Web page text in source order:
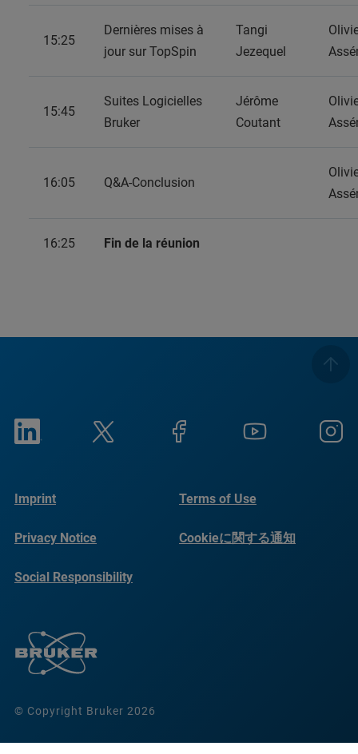
15:25
Dernières mises à
jour sur TopSpin
Tangi
Jezequel
15:45
Suites Logicielles
Bruker
Jérôme
Coutant
16:05 Q&A-Conclusion
16:25 Fin de la réunion
© Copyright Bruker 2026
Imprint Terms of Use
Privacy Notice Cookieに関する通知
Social Responsibility